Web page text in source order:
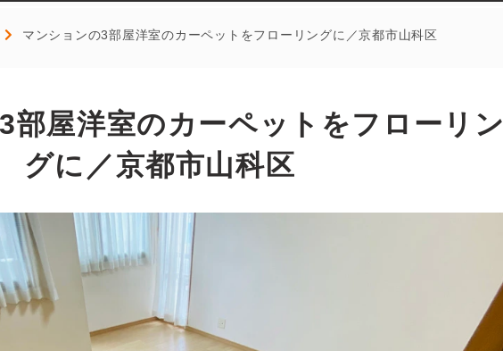
マンションの3部屋洋室のカーペットをフローリングに／京都市山科区
部屋洋室のカーペットをフローリン
グに／京都市山科区